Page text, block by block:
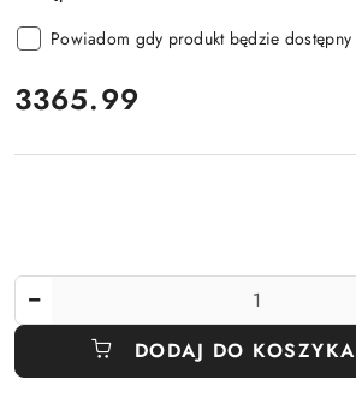
Powiadom gdy produkt będzie dostępny
cena:
3365.99
DODAJ DO KOSZYKA